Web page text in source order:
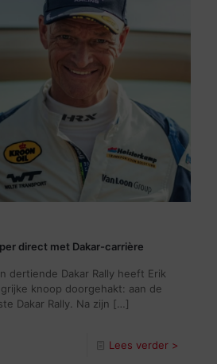
direct met Dakar-carrière
dertiende Dakar Rally heeft Erik
knoop doorgehakt: aan de
Dakar Rally. Na zijn […]
Lees verder >